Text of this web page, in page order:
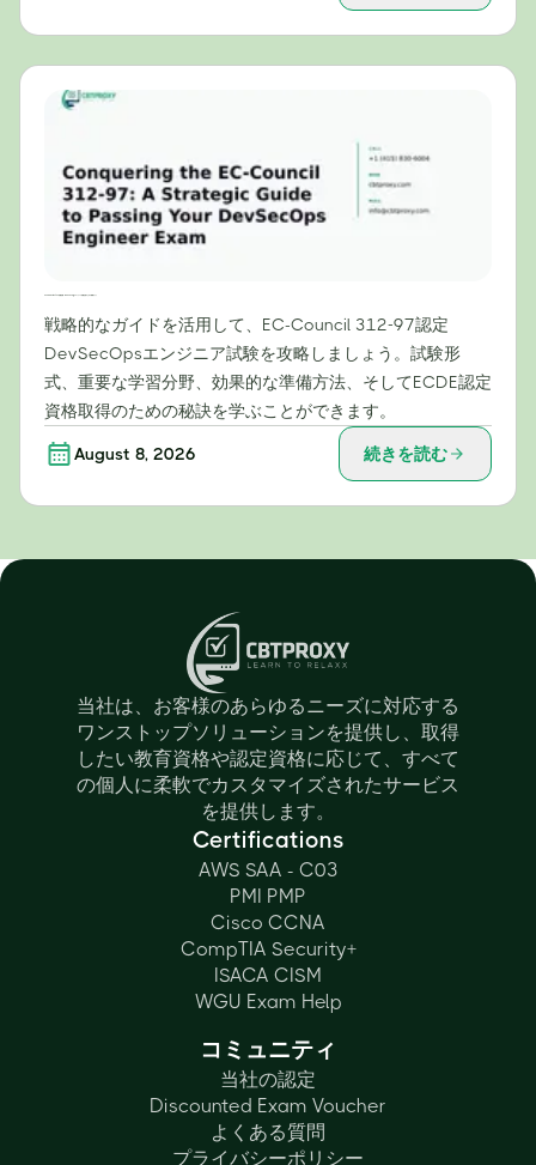
戦略的なガイドを活用して、EC-Council 312-97認定
DevSecOpsエンジニア試験を攻略しましょう。試験形
式、重要な学習分野、効果的な準備方法、そしてECDE認定
資格取得のための秘訣を学ぶことができます。
August 8, 2026 続きを読む
当社は、お客様のあらゆるニーズに対応する
ワンストップソリューションを提供し、取得
したい教育資格や認定資格に応じて、すべて
の個人に柔軟でカスタマイズされたサービス
を提供します。
Certifications
AWS SAA - C03
PMI PMP
Cisco CCNA
CompTIA Security+
ISACA CISM
WGU Exam Help
コミュニティ
当社の認定
Discounted Exam Voucher
よくある質問
プライバシーポリシー